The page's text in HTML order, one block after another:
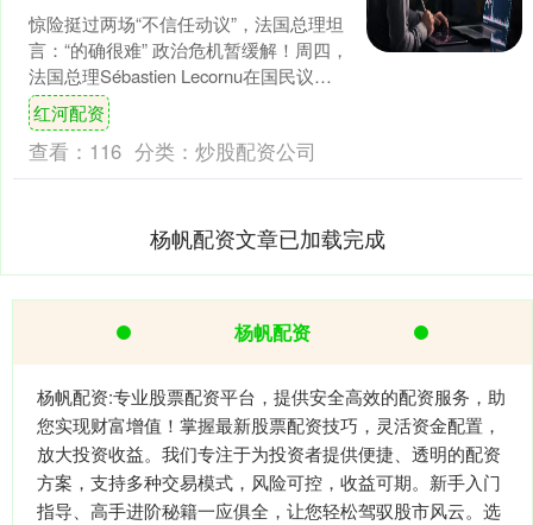
惊险挺过两场“不信任动议”，法国总理坦
言：“的确很难” 政治危机暂缓解！周四，
法国总理Sébastien Lecornu在国民议会
成功抵御了两项不信任动议，暂时....
红河配资
查看： 116 分类： 炒股配资公司
杨帆配资文章已加载完成
杨帆配资
杨帆配资:专业股票配资平台，提供安全高效的配资服务，助
您实现财富增值！掌握最新股票配资技巧，灵活资金配置，
放大投资收益。我们专注于为投资者提供便捷、透明的配资
方案，支持多种交易模式，风险可控，收益可期。新手入门
指导、高手进阶秘籍一应俱全，让您轻松驾驭股市风云。选